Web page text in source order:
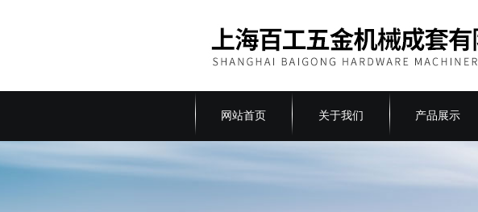
网站首页 关于我们 产品展示